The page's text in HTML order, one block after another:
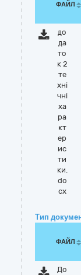
ФАЙЛ
до
да
то
к 2
те
хні
чні
ха
ра
кт
ер
ис
ти
ки.
do
cx
Тип
ФАЙЛ
До